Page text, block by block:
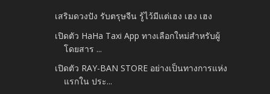
เสริมดวงปัง รับตรุษจีน รู้ไว้มีแต่เฮง เฮง เฮง
เปิดตัว HaHa Taxi App ทางเลือกใหม่สำหรับผู้
โดยสาร ...
เปิดตัว RAY-BAN STORE อย่างเป็นทางการแห่ง
แรกใน ประ...